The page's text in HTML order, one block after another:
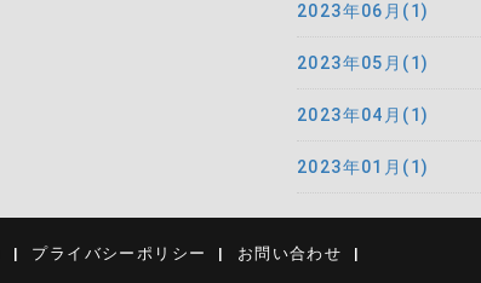
2023年06月(1)
2023年05月(1)
2023年04月(1)
2023年01月(1)
プライバシーポリシー お問い合わせ